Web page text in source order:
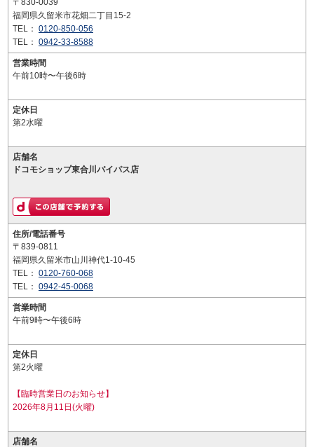
〒830-0039
福岡県久留米市花畑二丁目15-2
TEL： 0120-850-056
TEL： 0942-33-8588
営業時間
午前10時〜午後6時
定休日
第2水曜
店舗名
ドコモショップ東合川バイパス店
住所/電話番号
〒839-0811
福岡県久留米市山川神代1-10-45
TEL： 0120-760-068
TEL： 0942-45-0068
営業時間
午前9時〜午後6時
定休日
第2火曜
【臨時営業日のお知らせ】
2026年8月11日(火曜)
店舗名